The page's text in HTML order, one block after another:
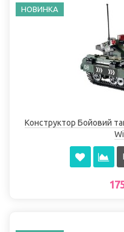
НОВИНКА
Конструктор Бойовий